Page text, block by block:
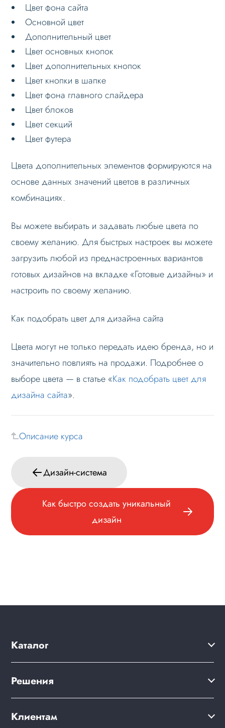
Выбор цвета для сайта
Как быстро создать уникальный дизайн
Оформление контента
Слайдер
Мультирегиональность
Меню сайта
Блоки / секции сайта
Личный кабинет
SEO и оптимизация
Лендинги и посадочные страницы
Веб-разработчикам
Лицензионное соглашение
Вопрос-ответ
Цвет фона сайта
Основной цвет
Дополнительный цвет
Цвет основных кнопок
Цвет дополнительных кнопок
Цвет кнопки в шапке
Цвет фона главного слайдера
Цвет блоков
Цвет секций
Цвет футера
Цвета дополнительных элементов формируются на
основе данных значений цветов в различных
комбинациях.
Вы можете выбирать и задавать любые цвета по
своему желанию. Для быстрых настроек вы можете
загрузить любой из преднастроенных вариантов
готовых дизайнов на вкладке «Готовые дизайны» и
настроить по своему желанию.
Как подобрать цвет для дизайна сайта
Цвета могут не только передать идею бренда, но и
значительно повлиять на продажи. Подробнее о
выборе цвета — в статье «Как подобрать цвет для
дизайна сайта».
Описание курса
Дизайн-система
Как быстро создать уникальный
дизайн
Каталог
Решения
Акции
Решения
Сайт компании
Готовый интернет-магазин
Клиентам